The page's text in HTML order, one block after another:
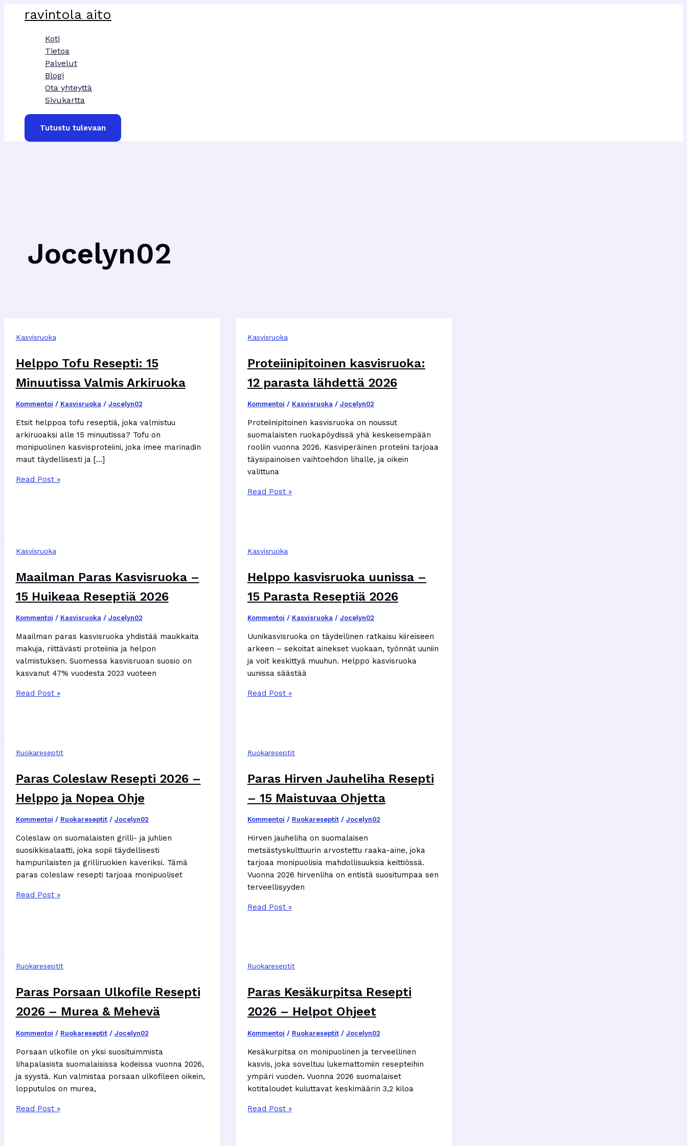
sisältöönravintola aito
Koti
Tietoa
Palvelut
Blogi
Ota yhteyttä
Sivukartta
Tutustu tulevaan
Jocelyn02
Kasvisruoka
Helppo Tofu Resepti: 15
Minuutissa Valmis Arkiruoka
Kommentoi / Kasvisruoka/ Jocelyn02
Etsit helppoa tofu reseptiä, joka valmistuu
arkiruoaksi alle 15 minuutissa? Tofu on
monipuolinen kasvisproteiini, joka imee marinadin
maut täydellisesti ja […]
Helppo
Arkiruoka
Read Post »
Kasvisruoka
Proteiinipitoinen kasvisruoka:
12 parasta lähdettä 2026
Kommentoi / Kasvisruoka/ Jocelyn02
Proteiinipitoinen kasvisruoka on noussut
suomalaisten ruokapöydissä yhä keskeisempään
rooliin vuonna 2026. Kasviperäinen proteiini tarjoaa
täysipainoisen vaihtoehdon lihalle, ja oikein
valittuna
Proteiinipitoinen
2026
Read Post »
Kasvisruoka
Maailman Paras Kasvisruoka –
15 Huikeaa Reseptiä 2026
Kommentoi / Kasvisruoka/ Jocelyn02
Maailman paras kasvisruoka yhdistää maukkaita
makuja, riittävästi proteiinia ja helpon
valmistuksen. Suomessa kasvisruoan suosio on
kasvanut 47% vuodesta 2023 vuoteen
Maailman
Huikeaa
2026
Read Post »
Kasvisruoka
Helppo kasvisruoka uunissa –
15 Parasta Reseptiä 2026
Kommentoi / Kasvisruoka/ Jocelyn02
Uunikasvisruoka on täydellinen ratkaisu kiireiseen
arkeen – sekoitat ainekset vuokaan, työnnät uuniin
ja voit keskittyä muuhun. Helppo kasvisruoka
uunissa säästää
Helppo
Parasta
2026
Read Post »
Ruokareseptit
Paras Coleslaw Resepti 2026 –
Helppo ja Nopea Ohje
Kommentoi / Ruokareseptit/ Jocelyn02
Coleslaw on suomalaisten grilli- ja juhlien
suosikkisalaatti, joka sopii täydellisesti
hampurilaisten ja grilliruokien kaveriksi. Tämä
paras coleslaw resepti tarjoaa monipuoliset
Paras
ja
Ohje
Read Post »
Ruokareseptit
Paras Hirven Jauheliha Resepti
– 15 Maistuvaa Ohjetta
Kommentoi / Ruokareseptit/ Jocelyn02
Hirven jauheliha on suomalaisen
metsästyskulttuurin arvostettu raaka-aine, joka
tarjoaa monipuolisia mahdollisuuksia keittiössä.
Vuonna 2026 hirvenliha on entistä suositumpaa sen
terveellisyyden
Paras
15
Ohjetta
Read Post »
Ruokareseptit
Paras Porsaan Ulkofile Resepti
2026 – Murea & Mehevä
Kommentoi / Ruokareseptit/ Jocelyn02
Porsaan ulkofile on yksi suosituimmista
lihapalasista suomalaisissa kodeissa vuonna 2026,
ja syystä. Kun valmistaa porsaan ulkofileen oikein,
lopputulos on murea,
Paras
Read Post »
Ruokareseptit
Paras Kesäkurpitsa Resepti
2026 – Helpot Ohjeet
Kommentoi / Ruokareseptit/ Jocelyn02
Kesäkurpitsa on monipuolinen ja terveellinen
kasvis, joka soveltuu lukemattomiin resepteihin
ympäri vuoden. Vuonna 2026 suomalaiset
kotitaloudet kuluttavat keskimäärin 3,2 kiloa
Paras
Read Post »